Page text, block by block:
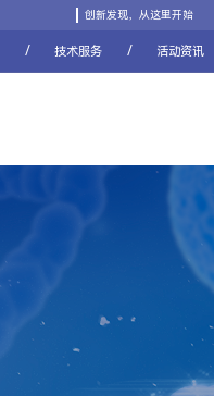
创新发现，从这里开始
/ 技术服务 / 活动资讯